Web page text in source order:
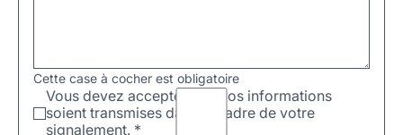
Cette case à cocher est obligatoire
Vous devez accepter que vos informations
soient transmises dans le cadre de votre
signalement. *